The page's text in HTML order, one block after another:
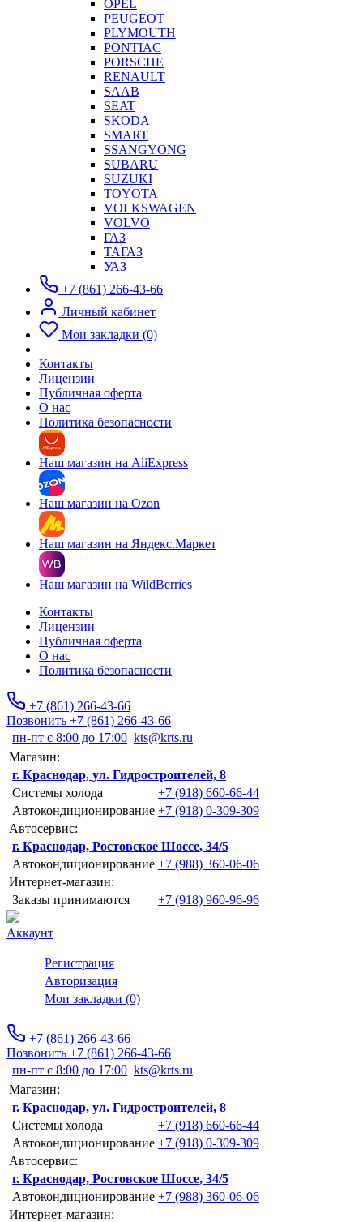
OPEL
PEUGEOT
PLYMOUTH
PONTIAC
PORSCHE
RENAULT
SAAB
SEAT
SKODA
SMART
SSANGYONG
SUBARU
SUZUKI
TOYOTA
VOLKSWAGEN
VOLVO
ГАЗ
ТАГАЗ
УАЗ
+7 (861) 266-43-66
Личный кабинет
Мои закладки (0)
Контакты
Лицензии
Публичная оферта
О нас
Политика безопасности
Наш магазин на AliExpress
Наш магазин на Ozon
Наш магазин на Яндекс.Маркет
Наш магазин на WildBerries
Контакты
Лицензии
Публичная оферта
О нас
Политика безопасности
+7 (861) 266-43-66
Позвонить +7 (861) 266-43-66
пн-пт с 8:00 до 17:00 kts@krts.ru
Магазин:
г. Краснодар, ул. Гидростроителей, 8
Системы холода
+7 (918) 660-66-44
Автокондиционирование +7 (918) 0-309-309
Автосервис:
г. Краснодар, Ростовское Шоссе, 34/5
Автокондиционирование +7 (988) 360-06-06
Интернет-магазин:
Заказы принимаются
+7 (918) 960-96-96
Аккаунт
Регистрация
Авторизация
Мои закладки (0)
+7 (861) 266-43-66
Позвонить +7 (861) 266-43-66
пн-пт с 8:00 до 17:00 kts@krts.ru
Магазин:
г. Краснодар, ул. Гидростроителей, 8
Системы холода
+7 (918) 660-66-44
Автокондиционирование +7 (918) 0-309-309
Автосервис:
г. Краснодар, Ростовское Шоссе, 34/5
Автокондиционирование +7 (988) 360-06-06
Интернет-магазин: